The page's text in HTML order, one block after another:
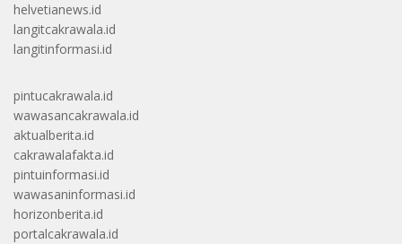
helvetianews.id
langitcakrawala.id
langitinformasi.id
pintucakrawala.id
wawasancakrawala.id
aktualberita.id
cakrawalafakta.id
pintuinformasi.id
wawasaninformasi.id
horizonberita.id
portalcakrawala.id